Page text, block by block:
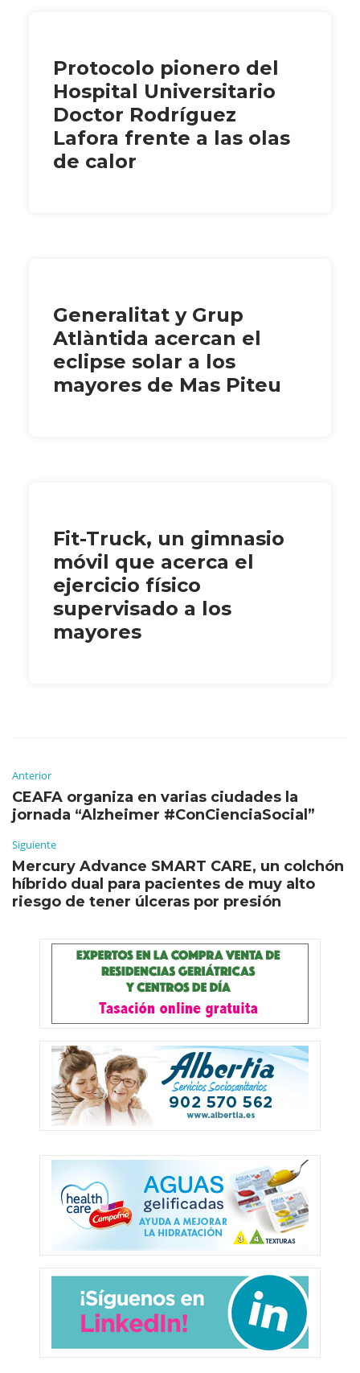
Protocolo pionero del
Hospital Universitario
Doctor Rodríguez
Lafora frente a las olas
de calor
Generalitat y Grup
Atlàntida acercan el
eclipse solar a los
mayores de Mas Piteu
Fit-Truck, un gimnasio
móvil que acerca el
ejercicio físico
supervisado a los
mayores
Anterior
CEAFA organiza en varias ciudades la
jornada “Alzheimer #ConCienciaSocial”
Siguiente
Mercury Advance SMART CARE, un colchón
híbrido dual para pacientes de muy alto
riesgo de tener úlceras por presión